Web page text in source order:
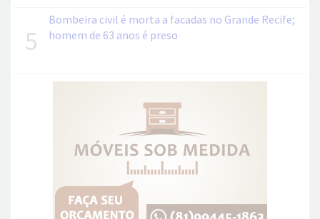
5
Bombeira civil é morta a facadas no Grande Recife;
homem de 63 anos é preso